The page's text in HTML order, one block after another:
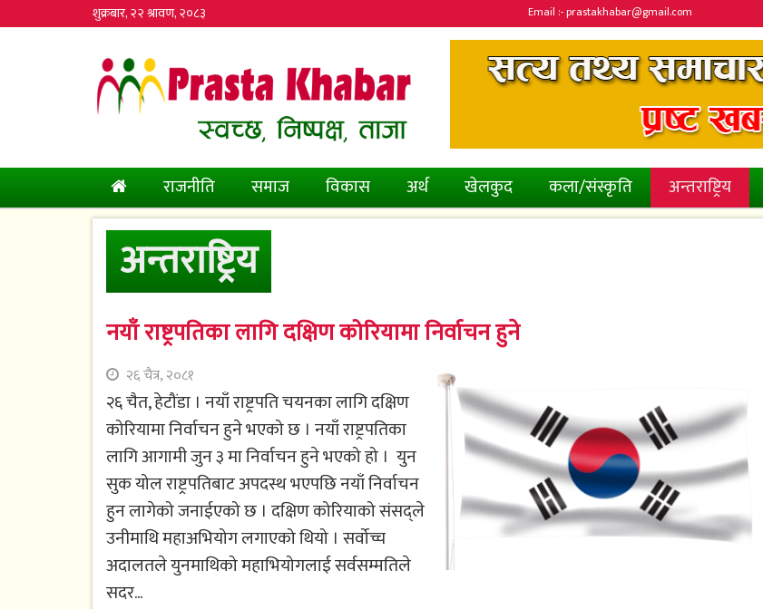
शुक्रबार, २२ श्रावण, २०८३ Email :- prastakhabar@gmail.com
(current)
राजनीति समाज विकास अर्थ खेलकुद कला/संस्कृति अन्तराष्ट्रिय
अन्तराष्ट्रिय
नयाँ राष्ट्रपतिका लागि दक्षिण कोरियामा निर्वाचन हुने
२६ चैत्र, २०८१
२६ चैत, हेटौंडा । नयाँ राष्ट्रपति चयनका लागि दक्षिण
कोरियामा निर्वाचन हुने भएको छ । नयाँ राष्ट्रपतिका
लागि आगामी जुन ३ मा निर्वाचन हुने भएको हो । युन
सुक योल राष्ट्रपतिबाट अपदस्थ भएपछि नयाँ निर्वाचन
हुन लागेको जनाईएको छ । दक्षिण कोरियाको संसद्ले
उनीमाथि महाअभियोग लगाएको थियो । सर्वोच्च
अदालतले युनमाथिको महाभियोगलाई सर्वसम्मतिले
सदर...